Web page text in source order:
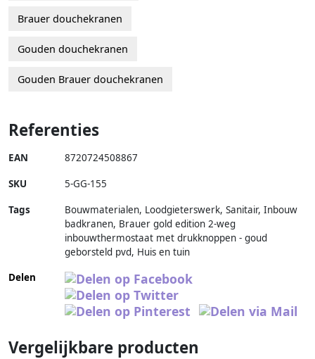
Brauer douchekranen
Gouden douchekranen
Gouden Brauer douchekranen
Referenties
EAN 8720724508867
SKU 5-GG-155
Tags
Bouwmaterialen, Loodgieterswerk, Sanitair, Inbouw
badkranen, Brauer gold edition 2-weg
inbouwthermostaat met drukknoppen - goud
geborsteld pvd, Huis en tuin
Delen
Vergelijkbare producten